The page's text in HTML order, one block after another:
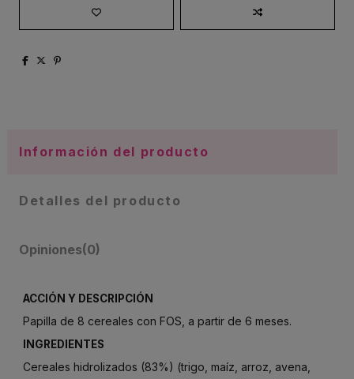
Información del producto
Detalles del producto
Opiniones(0)
ACCIÓN Y DESCRIPCIÓN
Papilla de 8 cereales con FOS, a partir de 6 meses.
INGREDIENTES
Cereales hidrolizados (83%) (trigo, maíz, arroz, avena,